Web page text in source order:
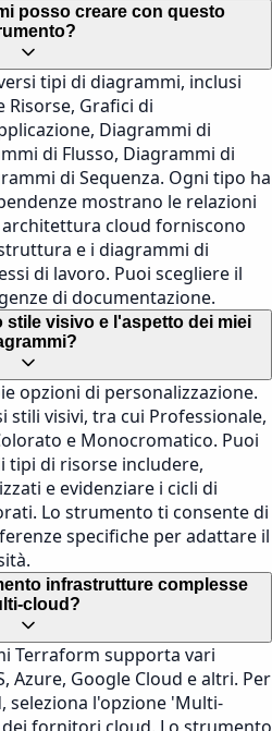
posso creare con questo
tipi di diagrammi, inclusi
Risorse, Grafici di
Diagrammi di
di Flusso, Diagrammi di
di Sequenza. Ogni tipo ha
mostrano le relazioni
cloud forniscono
e i diagrammi di
di lavoro. Puoi scegliere il
di documentazione.
stile visivo e l'aspetto dei miei
opzioni di personalizzazione.
stili visivi, tra cui Professionale,
e Monocromatico. Puoi
tipi di risorse includere,
e evidenziare i cicli di
Lo strumento ti consente di
specifiche per adattare il
infrastrutture complesse
cloud?
Terraform supporta vari
Azure, Google Cloud e altri. Per
l'opzione 'Multi-